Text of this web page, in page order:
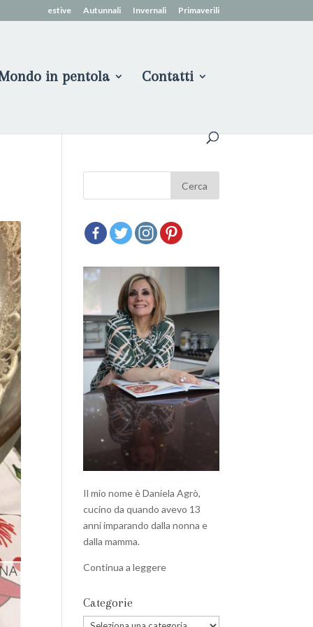
estive Autunnali Invernali Primaverili
in pentola Contatti
Il mio nome è Daniela Agrò,
cucino da quando avevo 13
anni imparando dalla nonna e
dalla mamma.
Continua a leggere
Categorie